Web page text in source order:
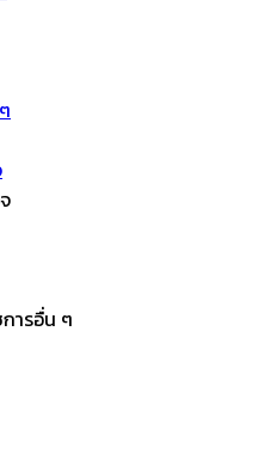
ารอื่น ๆ